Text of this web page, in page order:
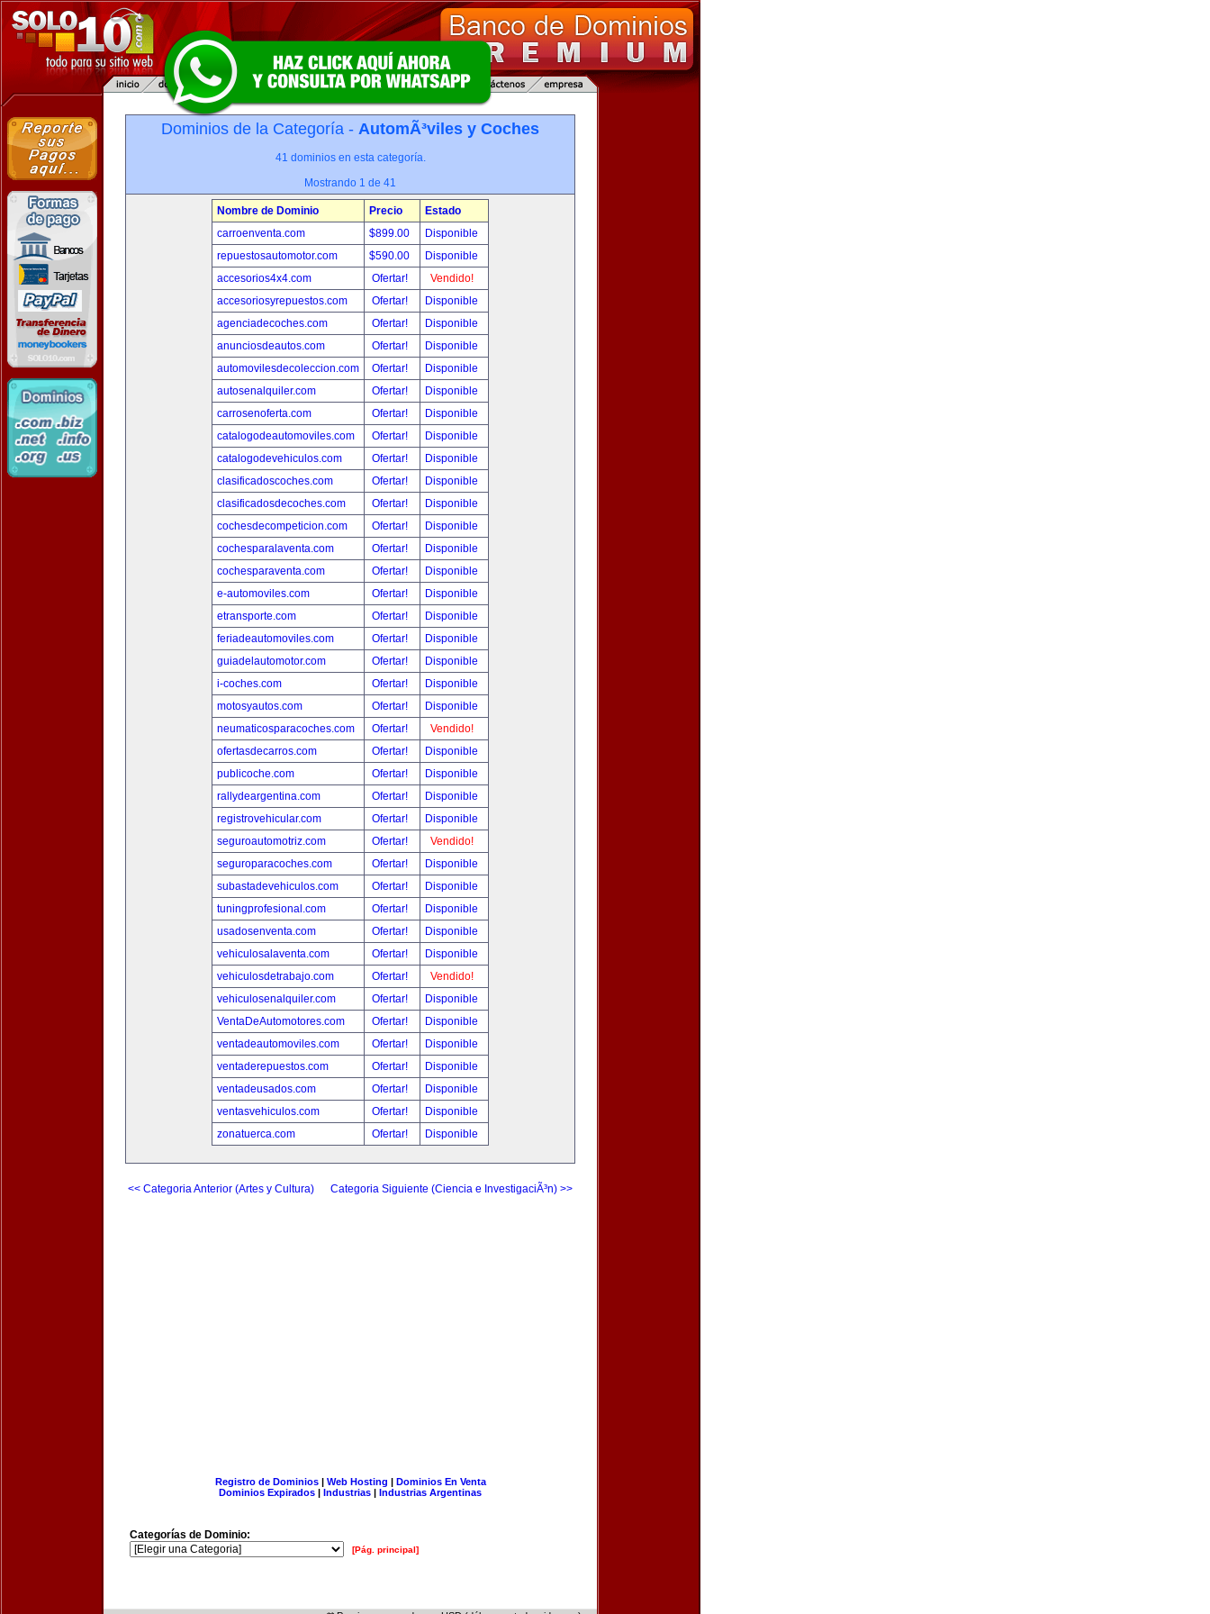
Dominios de la Categoría - AutomÃ³viles y Coches
41 dominios en esta categoría.
Mostrando 1 de 41
Nombre de Dominio Precio
Estado
carroenventa.com
$899.00
Disponible
repuestosautomotor.com
$590.00
Disponible
accesorios4x4.com
Ofertar!
Vendido!
accesoriosyrepuestos.com
Ofertar!
Disponible
agenciadecoches.com
Ofertar!
Disponible
anunciosdeautos.com
Ofertar!
Disponible
automovilesdecoleccion.com
Ofertar!
Disponible
autosenalquiler.com
Ofertar!
Disponible
carrosenoferta.com
Ofertar!
Disponible
catalogodeautomoviles.com
Ofertar!
Disponible
catalogodevehiculos.com
Ofertar!
Disponible
clasificadoscoches.com
Ofertar!
Disponible
clasificadosdecoches.com
Ofertar!
Disponible
cochesdecompeticion.com
Ofertar!
Disponible
cochesparalaventa.com
Ofertar!
Disponible
cochesparaventa.com
Ofertar!
Disponible
e-automoviles.com
Ofertar!
Disponible
etransporte.com
Ofertar!
Disponible
feriadeautomoviles.com
Ofertar!
Disponible
guiadelautomotor.com
Ofertar!
Disponible
i-coches.com
Ofertar!
Disponible
motosyautos.com
Ofertar!
Disponible
neumaticosparacoches.com
Ofertar!
Vendido!
ofertasdecarros.com
Ofertar!
Disponible
publicoche.com
Ofertar!
Disponible
rallydeargentina.com
Ofertar!
Disponible
registrovehicular.com
Ofertar!
Disponible
seguroautomotriz.com
Ofertar!
Vendido!
seguroparacoches.com
Ofertar!
Disponible
subastadevehiculos.com
Ofertar!
Disponible
tuningprofesional.com
Ofertar!
Disponible
usadosenventa.com
Ofertar!
Disponible
vehiculosalaventa.com
Ofertar!
Disponible
vehiculosdetrabajo.com
Ofertar!
Vendido!
vehiculosenalquiler.com
Ofertar!
Disponible
VentaDeAutomotores.com
Ofertar!
Disponible
ventadeautomoviles.com
Ofertar!
Disponible
ventaderepuestos.com
Ofertar!
Disponible
ventadeusados.com
Ofertar!
Disponible
ventasvehiculos.com
Ofertar!
Disponible
zonatuerca.com
Ofertar! Disponible
<< Categoria Anterior (Artes y Cultura) Categoria Siguiente (Ciencia e InvestigaciÃ³n) >>
Registro de Dominios| Web Hosting | Dominios En Venta
Dominios Expirados | Industrias | Industrias Argentinas
Categorías de Dominio:
[Pág. principal]